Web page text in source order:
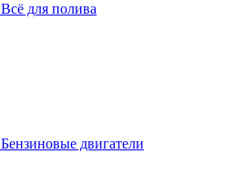
Всё для полива
Бензиновые двигатели